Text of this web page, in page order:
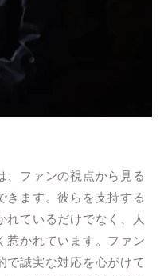
、ファンの視点から見る
きます。彼らを支持する
れているだけでなく、人
惹かれています。ファン
で誠実な対応を心がけて